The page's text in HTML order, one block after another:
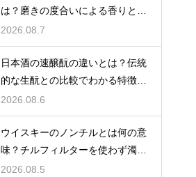
は？磨きの度合いによる香りと味
の差を解説
2026.08.7
日本酒の速醸酛の違いとは？伝統
的な生酛との比較でわかる特徴を
解説
2026.08.6
ウイスキーのノンチルとは何の意
味？チルフィルターを使わず濁り
をあえて残す製法
2026.08.5